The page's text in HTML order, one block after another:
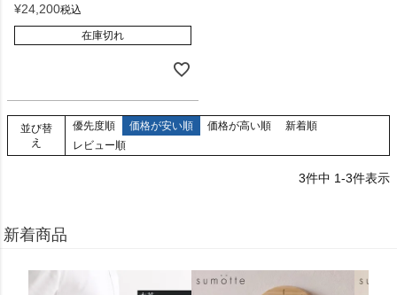
¥24,200税込
在庫切れ
並び替
え
優先度順 価格が安い順 価格が高い順
新着順
レビュー順
3件中 1-3件表示
新着商品